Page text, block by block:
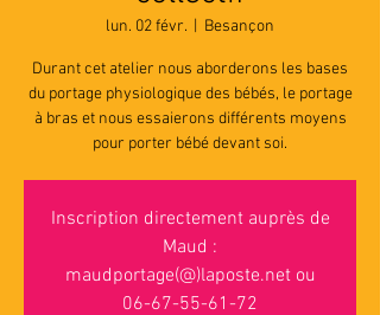
lun. 02 févr. Besançon
Durant cet atelier nous aborderons les bases
du portage physiologique des bébés, le portage
à bras et nous essaierons différents moyens
pour porter bébé devant soi.
Inscription directement auprès de
Maud :
maudportage(@)laposte.net ou
06-67-55-61-72